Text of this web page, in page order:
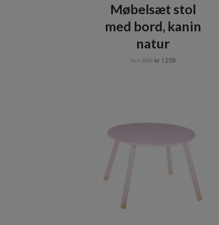
Møbelsæt stol
med bord, kanin
natur
kr 1 399 kr 1 259